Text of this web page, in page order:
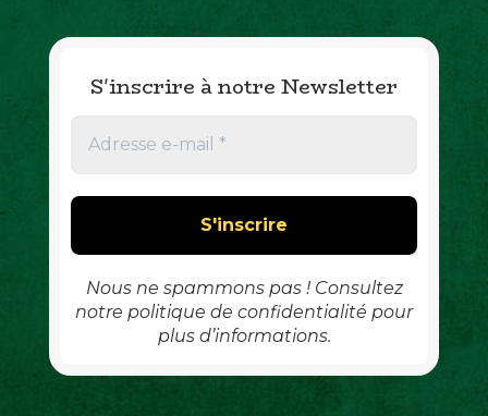
S'inscrire à notre Newsletter
e
i
Nous ne spammons pas ! Consultez
notre politique de confidentialité pour
plus d’informations.